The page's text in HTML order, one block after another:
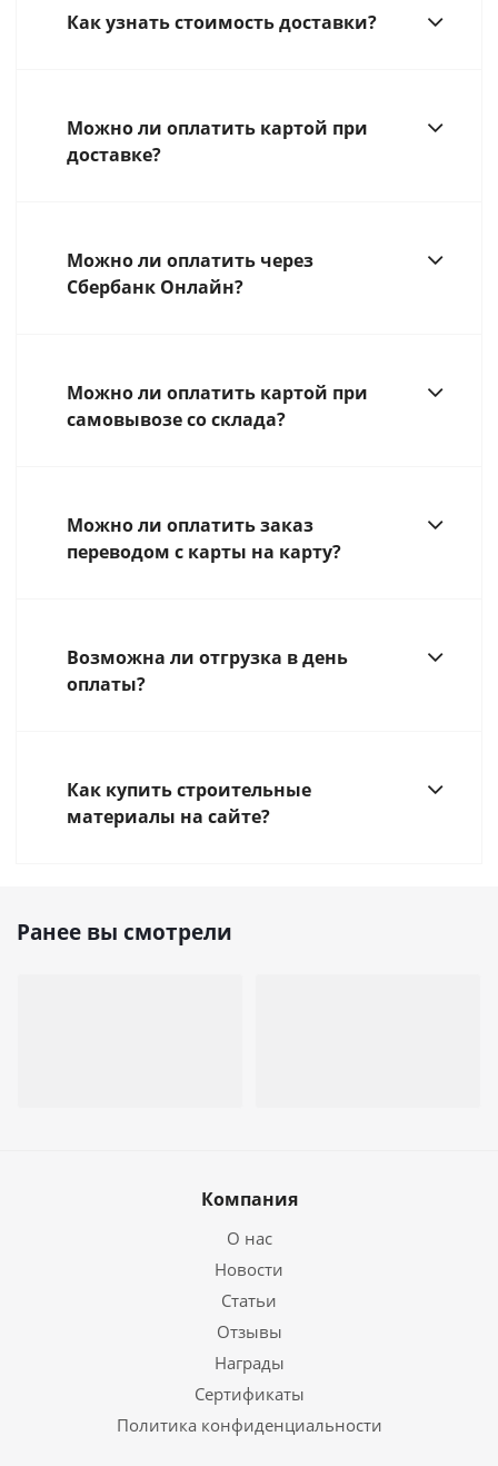
Как узнать стоимость доставки?
Можно ли оплатить картой при
доставке?
Можно ли оплатить через
Сбербанк Онлайн?
Можно ли оплатить картой при
самовывозе со склада?
Можно ли оплатить заказ
переводом с карты на карту?
Возможна ли отгрузка в день
оплаты?
Как купить строительные
материалы на сайте?
Ранее вы смотрели
Компания
О нас
Новости
Статьи
Отзывы
Награды
Сертификаты
Политика конфиденциальности